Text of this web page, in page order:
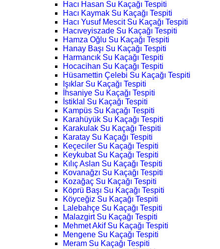
Hacı Hasan Su Kaçağı Tespiti
Hacı Kaymak Su Kaçağı Tespiti
Hacı Yusuf Mescit Su Kaçağı Tespiti
Hacıveyiszade Su Kaçağı Tespiti
Hamza Oğlu Su Kaçağı Tespiti
Hanay Başı Su Kaçağı Tespiti
Harmancık Su Kaçağı Tespiti
Hocacihan Su Kaçağı Tespiti
Hüsamettin Çelebi Su Kaçağı Tespiti
Işıklar Su Kaçağı Tespiti
İhsaniye Su Kaçağı Tespiti
İstiklal Su Kaçağı Tespiti
Kampüs Su Kaçağı Tespiti
Karahüyük Su Kaçağı Tespiti
Karakulak Su Kaçağı Tespiti
Karatay Su Kaçağı Tespiti
Keçeciler Su Kaçağı Tespiti
Keykubat Su Kaçağı Tespiti
Kılıç Aslan Su Kaçağı Tespiti
Kovanağzı Su Kaçağı Tespiti
Kozağaç Su Kaçağı Tespiti
Köprü Başı Su Kaçağı Tespiti
Köyceğiz Su Kaçağı Tespiti
Lalebahçe Su Kaçağı Tespiti
Malazgirt Su Kaçağı Tespiti
Mehmet Akif Su Kaçağı Tespiti
Mengene Su Kaçağı Tespiti
Meram Su Kaçağı Tespiti